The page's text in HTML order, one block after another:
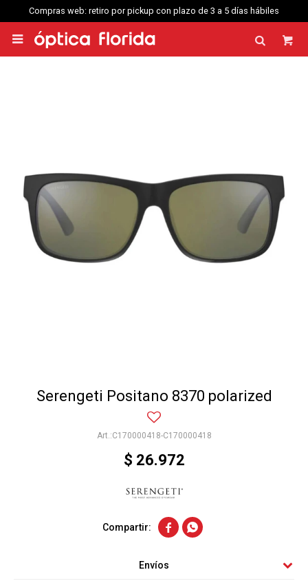
Compras web: retiro por pickup con plazo de 3 a 5 días hábiles

Serengeti Positano 8370 polarized
C170000418-C170000418
$ 26.972
 
Envíos